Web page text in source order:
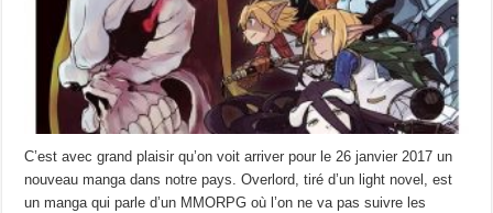
C’est avec grand plaisir qu’on voit arriver pour le 26 janvier 2017 un
nouveau manga dans notre pays. Overlord, tiré d’un light novel, est
un manga qui parle d’un MMORPG où l’on ne va pas suivre les